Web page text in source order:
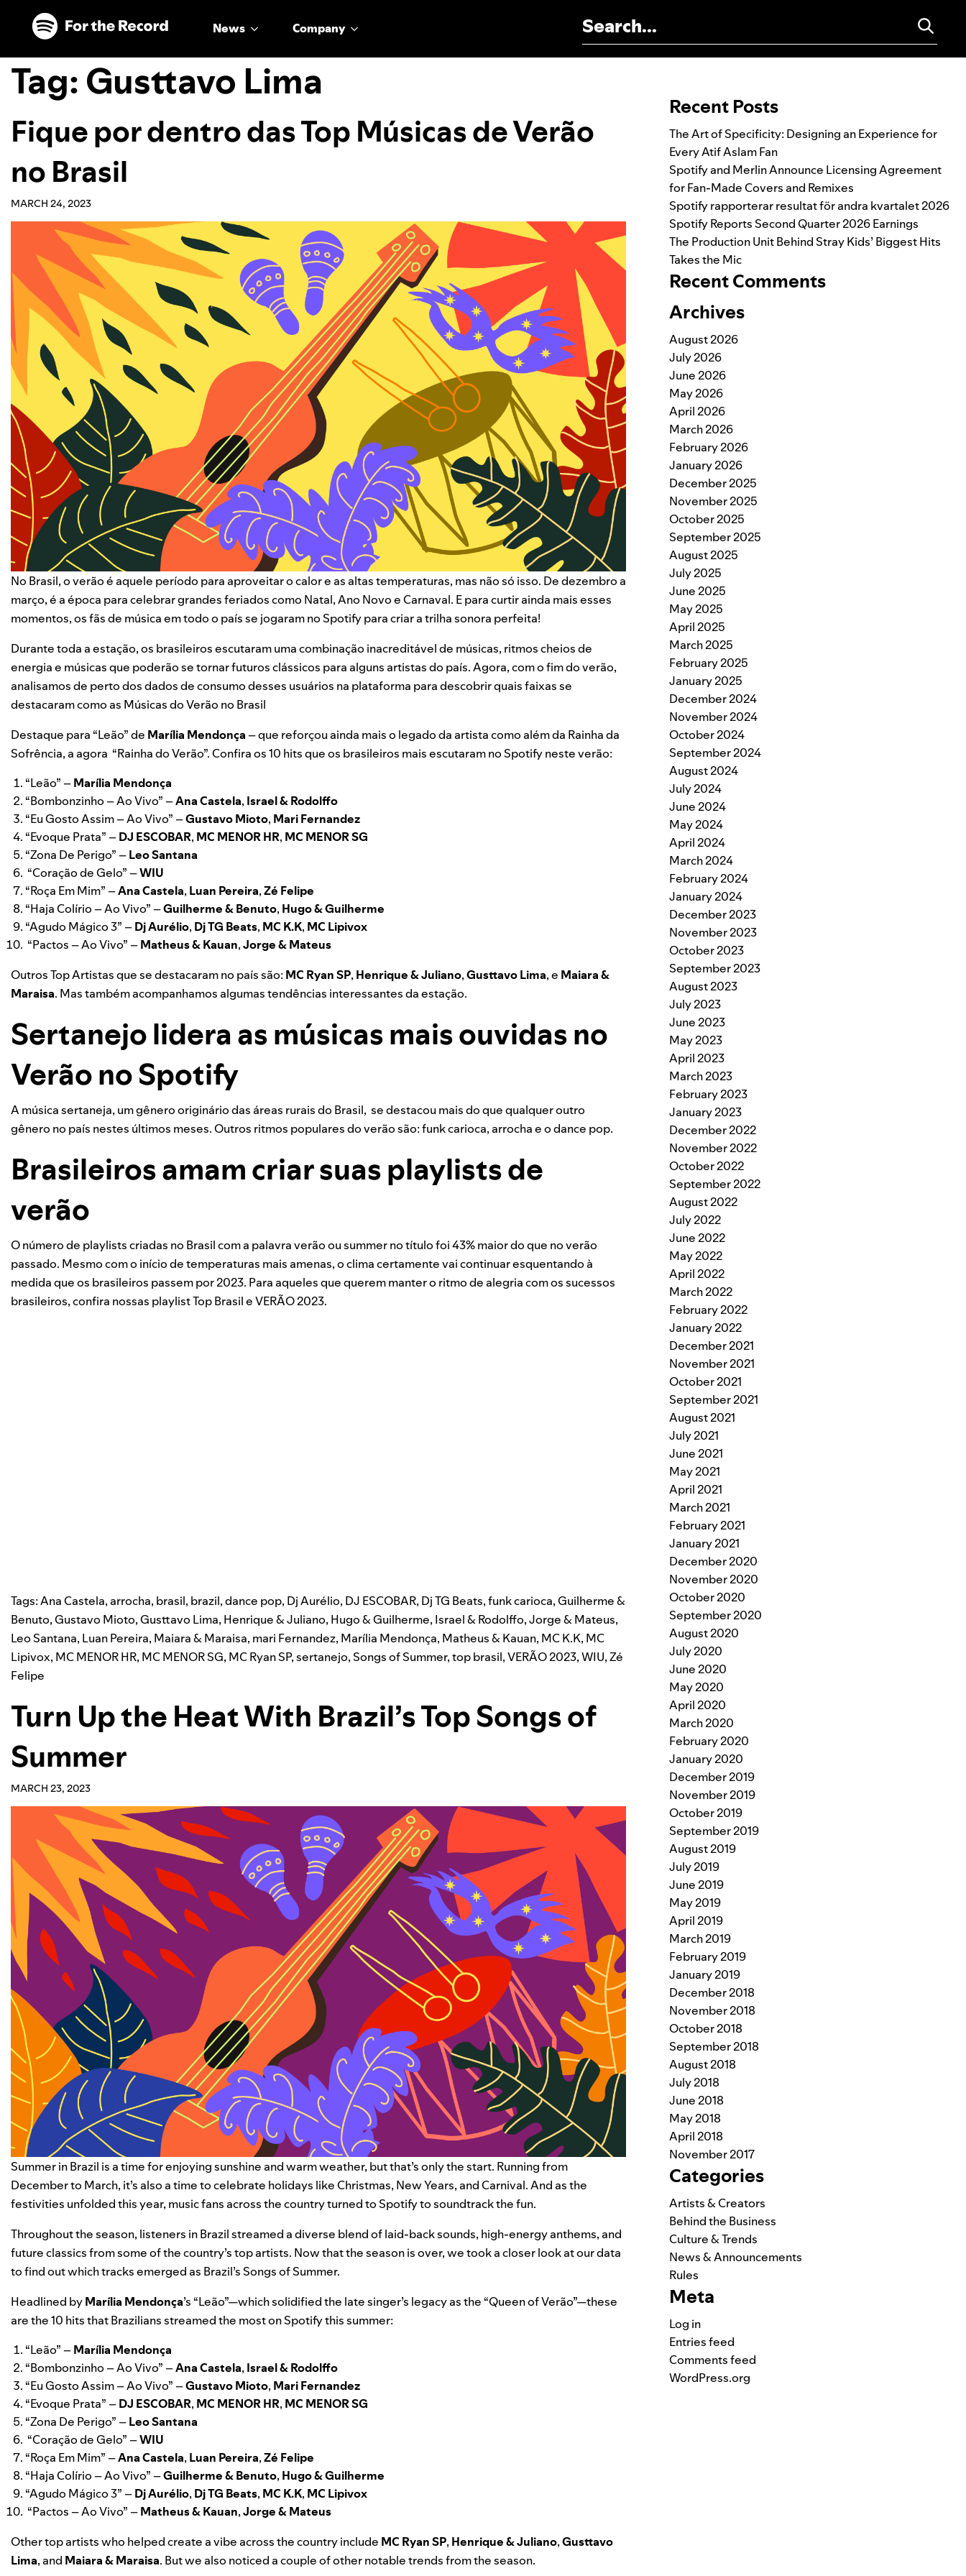
Skip to main content
Skip to footer
News Company
Tag:Gusttavo Lima
Fique por dentro das Top Músicas de Verão
no Brasil
MARCH 24, 2023
No Brasil, o verão é aquele período para aproveitar o calor e as altas temperaturas, mas não só isso. De dezembro a
março, é a época para celebrar grandes feriados como Natal, Ano Novo e Carnaval. E para curtir ainda mais esses
momentos, os fãs de música em todo o país se jogaram no Spotify para criar a trilha sonora perfeita!
Durante toda a estação, os brasileiros escutaram uma combinação inacreditável de músicas, ritmos cheios de
energia e músicas que poderão se tornar futuros clássicos para alguns artistas do país. Agora, com o fim do verão,
analisamos de perto dos dados de consumo desses usuários na plataforma para descobrir quais faixas se
destacaram como as Músicas do Verão no Brasil
Destaque para “Leão” de Marília Mendonça – que reforçou ainda mais o legado da artista como além da Rainha da
Sofrência, a agora “Rainha do Verão”. Confira os 10 hits que os brasileiros mais escutaram no Spotify neste verão:
“Leão” –Marília Mendonça
“Bombonzinho – Ao Vivo” –Ana Castela, Israel & Rodolffo
“Eu Gosto Assim – Ao Vivo” –Gustavo Mioto, Mari Fernandez
“Evoque Prata” –DJ ESCOBAR, MC MENOR HR, MC MENOR SG
“Zona De Perigo” –Leo Santana
“Coração de Gelo” –WIU
“Roça Em Mim” –Ana Castela, Luan Pereira,Zé Felipe
“Haja Colírio – Ao Vivo” –Guilherme & Benuto, Hugo & Guilherme
“Agudo Mágico 3” –Dj Aurélio, Dj TG Beats, MC K.K, MC Lipivox
“Pactos – Ao Vivo” –Matheus & Kauan,Jorge & Mateus
Outros Top Artistas que se destacaram no país são: MC Ryan SP, Henrique & Juliano,Gusttavo Lima, e Maiara &
Maraisa. Mas também acompanhamos algumas tendências interessantes da estação.
Sertanejo lidera as músicas mais ouvidas no
Verão no Spotify
A música sertaneja, um gênero originário das áreas rurais do Brasil, se destacou mais do que qualquer outro
gênero no país nestes últimos meses. Outros ritmos populares do verão são: funk carioca, arrocha e o dance pop.
Brasileiros amam criar suas playlists de
verão
O número de playlists criadas no Brasil com a palavra verão ou summer no título foi 43% maior do que no verão
passado. Mesmo com o início de temperaturas mais amenas, o clima certamente vai continuar esquentando à
medida que os brasileiros passem por 2023. Para aqueles que querem manter o ritmo de alegria com os sucessos
brasileiros, confira nossas playlistTop BrasileVERÃO 2023.
Tags:Ana Castela, arrocha, brasil, brazil,dance pop, Dj Aurélio, DJ ESCOBAR, Dj TG Beats,funk carioca,Guilherme &
Benuto,Gustavo Mioto,Gusttavo Lima, Henrique & Juliano, Hugo & Guilherme, Israel & Rodolffo,Jorge & Mateus,
Leo Santana, Luan Pereira, Maiara & Maraisa, mari Fernandez, Marília Mendonça, Matheus & Kauan, MC K.K, MC
Lipivox, MC MENOR HR, MC MENOR SG, MC Ryan SP,sertanejo, Songs of Summer,top brasil,VERÃO 2023,WIU,Zé
Felipe
Turn Up the Heat With Brazil’s Top Songs of
Summer
MARCH 23, 2023
Summer in Brazil is a time for enjoying sunshine and warm weather, but that’s only the start. Running from
December to March, it’s also a time to celebrate holidays like Christmas, New Years, and Carnival. And as the
festivities unfolded this year, music fans across the country turned to Spotify to soundtrack the fun.
Throughout the season, listeners in Brazil streamed a diverse blend of laid-back sounds, high-energy anthems, and
future classics from some of the country’s top artists. Now that the season is over, we took a closer look at our data
to find out which tracks emerged as Brazil’s Songs of Summer.
Headlined byMarília Mendonça’s “Leão”—which solidified the late singer’s legacy as the “Queen of Verão”—these
are the 10 hits that Brazilians streamed the most on Spotify this summer:
“Leão” –Marília Mendonça
“Bombonzinho – Ao Vivo” –Ana Castela, Israel & Rodolffo
“Eu Gosto Assim – Ao Vivo” –Gustavo Mioto, Mari Fernandez
“Evoque Prata” –DJ ESCOBAR, MC MENOR HR, MC MENOR SG
“Zona De Perigo” –Leo Santana
“Coração de Gelo” –WIU
“Roça Em Mim” –Ana Castela, Luan Pereira,Zé Felipe
“Haja Colírio – Ao Vivo” –Guilherme& Benuto, Hugo&Guilherme
“Agudo Mágico 3” –Dj Aurélio, Dj TG Beats, MC K.K, MC Lipivox
“Pactos – Ao Vivo” –Matheus & Kauan,Jorge & Mateus
Other top artists who helped create a vibe across the country include MC Ryan SP, Henrique & Juliano,Gusttavo
Lima, and Maiara & Maraisa. But we also noticed a couple of other notable trends from the season.
Recent Posts
The Art of Specificity: Designing an Experience for
Every Atif Aslam Fan
Spotify and Merlin Announce Licensing Agreement
for Fan-Made Covers and Remixes
Spotify rapporterar resultat för andra kvartalet 2026
Spotify Reports Second Quarter 2026 Earnings
The Production Unit Behind Stray Kids’ Biggest Hits
Takes the Mic
Recent Comments
Archives
August 2026
July 2026
June 2026
May 2026
April 2026
March 2026
February 2026
January 2026
December 2025
November 2025
October 2025
September 2025
August 2025
July 2025
June 2025
May 2025
April 2025
March 2025
February 2025
January 2025
December 2024
November 2024
October 2024
September 2024
August 2024
July 2024
June 2024
May 2024
April 2024
March 2024
February 2024
January 2024
December 2023
November 2023
October 2023
September 2023
August 2023
July 2023
June 2023
May 2023
April 2023
March 2023
February 2023
January 2023
December 2022
November 2022
October 2022
September 2022
August 2022
July 2022
June 2022
May 2022
April 2022
March 2022
February 2022
January 2022
December 2021
November 2021
October 2021
September 2021
August 2021
July 2021
June 2021
May 2021
April 2021
March 2021
February 2021
January 2021
December 2020
November 2020
October 2020
September 2020
August 2020
July 2020
June 2020
May 2020
April 2020
March 2020
February 2020
January 2020
December 2019
November 2019
October 2019
September 2019
August 2019
July 2019
June 2019
May 2019
April 2019
March 2019
February 2019
January 2019
December 2018
November 2018
October 2018
September 2018
August 2018
July 2018
June 2018
May 2018
April 2018
November 2017
Categories
Artists & Creators
Behind the Business
Culture & Trends
News & Announcements
Rules
Meta
Log in
Entries feed
Comments feed
WordPress.org